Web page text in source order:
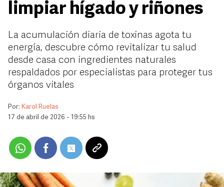
limpiar hígado y riñones
La acumulación diaria de toxinas agota tu
energía, descubre cómo revitalizar tu salud
desde casa con ingredientes naturales
respaldados por especialistas para proteger tus
órganos vitales
Por: Karol Ruelas
17 de abril de 2026 - 19:55 hs